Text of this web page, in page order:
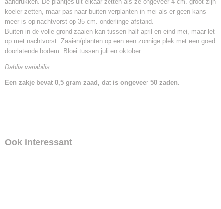
aandrukken. De plantjes uit elkaar zetten als ze ongeveer 4 cm. groot zijn
koeler zetten, maar pas naar buiten verplanten in mei als er geen kans
meer is op nachtvorst op 35 cm. onderlinge afstand.
Buiten in de volle grond zaaien kan tussen half april en eind mei, maar let
op met nachtvorst. Zaaien/planten op een een zonnige plek met een goed
doorlatende bodem. Bloei tussen juli en oktober.
Dahlia variabilis
Een zakje bevat 0,5 gram zaad, dat is ongeveer 50 zaden.
Ook interessant